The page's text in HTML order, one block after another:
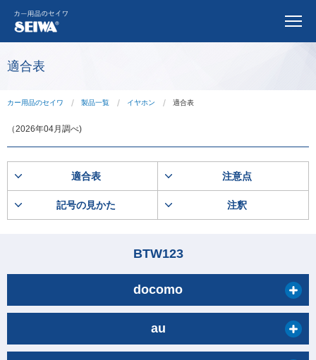
適合表
カー用品のセイワ 製品一覧 イヤホン 適合表
（2026年04月調べ)
適合表 注意点
記号の見かた 注釈
BTW123
docomo
au